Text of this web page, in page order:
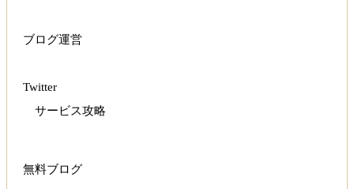
ブログ運営
Twitter
サービス攻略
無料ブログ